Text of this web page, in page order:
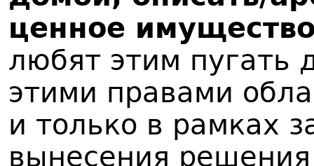
ценное
любят этим пугать
этими правами
и только в рамках
вынесения